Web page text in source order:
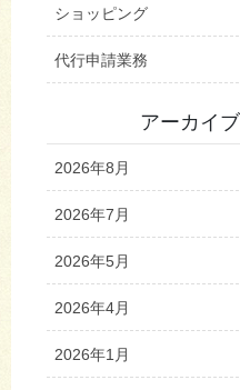
ショッピング
代行申請業務
アーカイブ
2026年8月
2026年7月
2026年5月
2026年4月
2026年1月